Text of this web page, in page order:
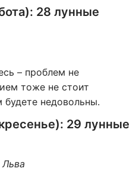
28 лунные
– проблем не
тоже не стоит
будете недовольны.
29 лунные